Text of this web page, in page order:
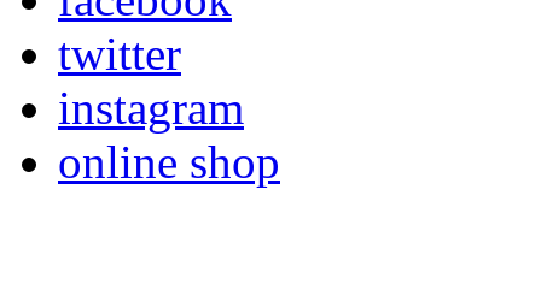
twitter
instagram
online shop